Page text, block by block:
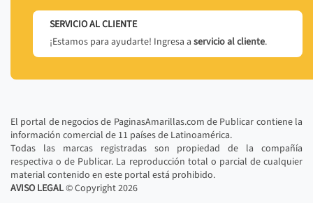
SERVICIO AL CLIENTE
¡Estamos para ayudarte! Ingresa a servicio al cliente.
El portal de negocios de PaginasAmarillas.com de Publicar contiene la
información comercial de 11 países de Latinoamérica.
Todas las marcas registradas son propiedad de la compañía
respectiva o de Publicar. La reproducción total o parcial de cualquier
material contenido en este portal está prohibido.
AVISO LEGAL© Copyright2026